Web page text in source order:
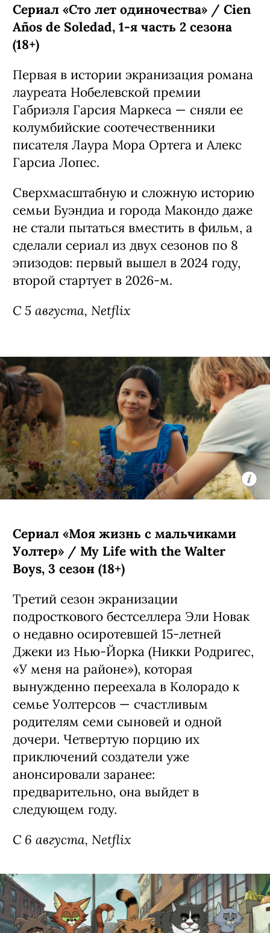
Сериал «Сто лет одиночества» / Cien
Años de Soledad, 1-я часть 2 сезона
(18+)
Первая в истории экранизация романа
лауреата Нобелевской премии
Габриэля Гарсия Маркеса — сняли ее
колумбийские соотечественники
писателя Лаура Мора Ортега и Алекс
Гарсиа Лопес.
Сверхмасштабную и сложную историю
семьи Буэндиа и города Макондо даже
не стали пытаться вместить в фильм, а
сделали сериал из двух сезонов по 8
эпизодов: первый вышел в 2024 году,
второй стартует в 2026-м.
С 5 августа, Netflix
Сериал «Моя жизнь с мальчиками
Уолтер» / My Life with the Walter